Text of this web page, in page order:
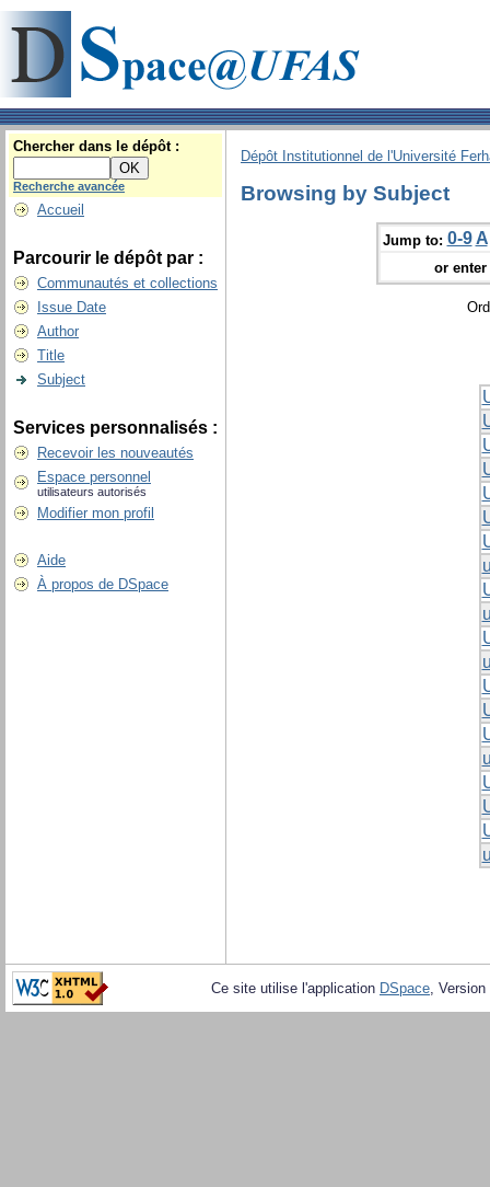
Chercher dans le dépôt :
Recherche avancée
Accueil
Parcourir le dépôt par :
Communautés et collections
Issue Date
Author
Title
Subject
Services personnalisés :
Recevoir les nouveautés
Espace personnel
utilisateurs autorisés
Modifier mon profil
Aide
À propos de DSpace
Dépôt Institutionnel de l'Université
Browsing by Subject
Jump to: 0-9 A
or
Ce site utilise l'application DSpace,